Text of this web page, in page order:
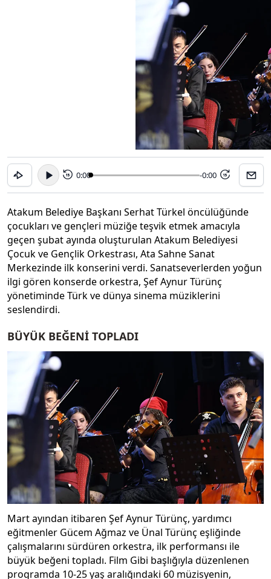
15 0:00 -0:00 15
Atakum Belediye Başkanı Serhat Türkel öncülüğünde
çocukları ve gençleri müziğe teşvik etmek amacıyla
geçen şubat ayında oluşturulan Atakum Belediyesi
Çocuk ve Gençlik Orkestrası, Ata Sahne Sanat
Merkezinde ilk konserini verdi. Sanatseverlerden yoğun
ilgi gören konserde orkestra, Şef Aynur Türünç
yönetiminde Türk ve dünya sinema müziklerini
seslendirdi.
BÜYÜK BEĞENİ TOPLADI
Mart ayından itibaren Şef Aynur Türünç, yardımcı
eğitmenler Gücem Ağmaz ve Ünal Türünç eşliğinde
çalışmalarını sürdüren orkestra, ilk performansı ile
büyük beğeni topladı. Film Gibi başlığıyla düzenlenen
programda 10-25 yaş aralığındaki 60 müzisyenin,